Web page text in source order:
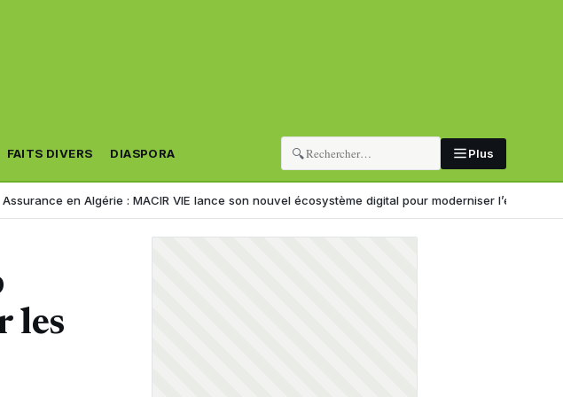
FAITS DIVERS DIASPORA 🔍 Plus
: MACIR VIE lance son nouvel écosystème digital pour moderniser l’expérience client
les